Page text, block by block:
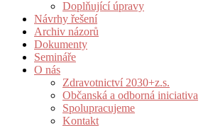
Doplňující úpravy
Návrhy řešení
Archiv názorů
Dokumenty
Semináře
O nás
Zdravotnictví 2030+z.s.
Občanská a odborná iniciativa
Spolupracujeme
Kontakt